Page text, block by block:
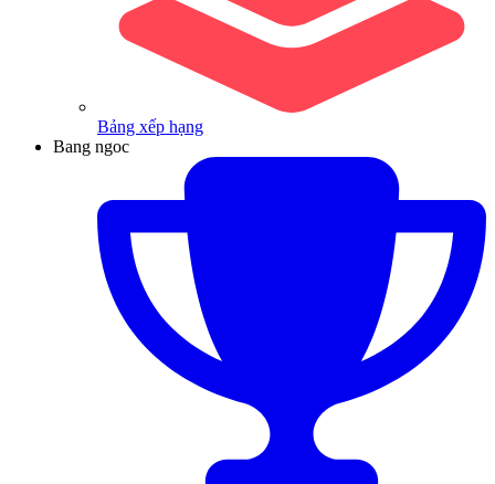
Bảng xếp hạng
Bang ngoc